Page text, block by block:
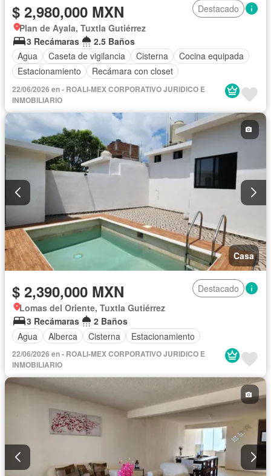
$ 2,980,000 MXN
Destacado
Plan de Ayala, Tuxtla Gutiérrez
3 Recámaras
2.5 Baños
Agua
Caseta de vigilancia Cisterna
Cocina equipada
Estacionamiento
Recámara con closet
22/06/2026 en - ROALI-MEX CORPORATIVO JURIDICO E
INMOBILIARIO
Casa
$ 2,390,000 MXN
Destacado
Lomas del Oriente, Tuxtla Gutiérrez
3 Recámaras
2 Baños
Agua
Alberca Cisterna Estacionamiento
22/06/2026 en - ROALI-MEX CORPORATIVO JURIDICO E
INMOBILIARIO